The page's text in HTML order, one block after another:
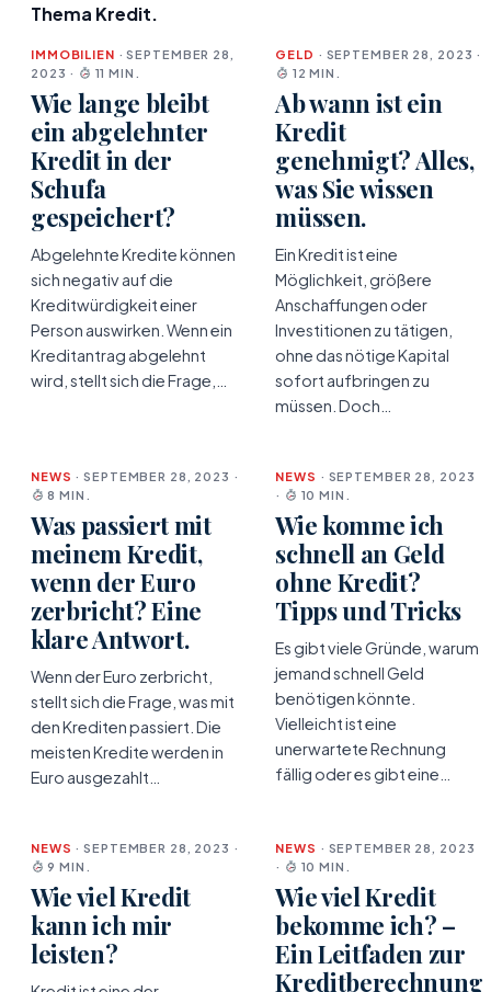
Thema Kredit.
IMMOBILIEN · SEPTEMBER 28,
2023 ·
11 MIN.
Wie lange bleibt
ein abgelehnter
Kredit in der
Schufa
gespeichert?
Abgelehnte Kredite können
sich negativ auf die
Kreditwürdigkeit einer
Person auswirken. Wenn ein
Kreditantrag abgelehnt
wird, stellt sich die Frage,…
GELD · SEPTEMBER 28, 2023 ·
12 MIN.
Ab wann ist ein
Kredit
genehmigt? Alles,
was Sie wissen
müssen.
Ein Kredit ist eine
Möglichkeit, größere
Anschaffungen oder
Investitionen zu tätigen,
ohne das nötige Kapital
sofort aufbringen zu
müssen. Doch…
NEWS · SEPTEMBER 28, 2023 ·
8 MIN.
Was passiert mit
meinem Kredit,
wenn der Euro
zerbricht? Eine
klare Antwort.
Wenn der Euro zerbricht,
stellt sich die Frage, was mit
den Krediten passiert. Die
meisten Kredite werden in
Euro ausgezahlt…
NEWS · SEPTEMBER 28, 2023
·
10 MIN.
Wie komme ich
schnell an Geld
ohne Kredit?
Tipps und Tricks
Es gibt viele Gründe, warum
jemand schnell Geld
benötigen könnte.
Vielleicht ist eine
unerwartete Rechnung
fällig oder es gibt eine…
NEWS · SEPTEMBER 28, 2023 ·
9 MIN.
Wie viel Kredit
kann ich mir
leisten?
NEWS · SEPTEMBER 28, 2023
·
10 MIN.
Wie viel Kredit
bekomme ich? –
Ein Leitfaden zur
Kreditberechnung